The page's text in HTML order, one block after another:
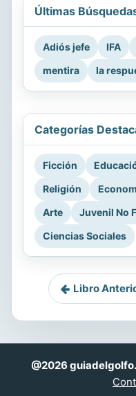
Últimas
Adiós jefe IFA
mentira
la
Categorías
Ficción
Religión
Arte
Juvenil No
Ciencias Sociales
Libro
@2026